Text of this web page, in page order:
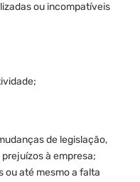
ou incompatíveis
de legislação,
à empresa;
ou até mesmo a falta